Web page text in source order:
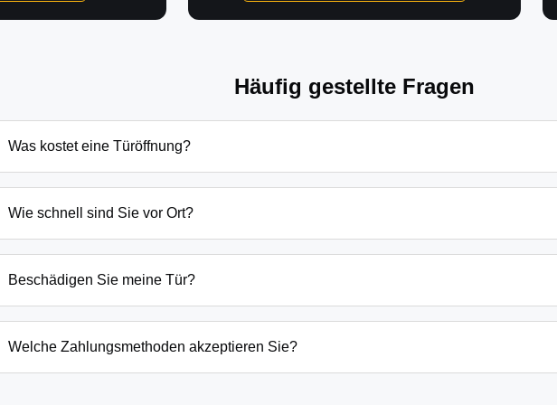
Häufig gestellte Fragen
Was kostet eine Türöffnung?
Schließanlage. Grundsätzlich beginnen unsere Preise bei 69€ tagsüber für einfache
Wie schnell sind Sie vor Ort?
eingesperrten Kindern oder laufenden Gefahrenquellen auch schneller.
Beschädigen Sie meine Tür?
absoluten Ausnahmefällen, wenn keine andere Möglichkeit besteht, müssen wir das
Welche Zahlungsmethoden akzeptieren Sie?